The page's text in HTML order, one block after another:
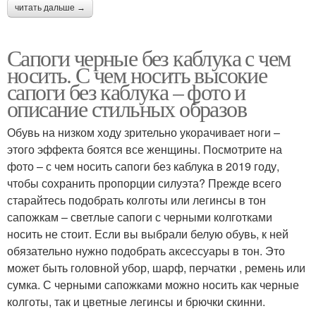
читать дальше →
Сапоги черные без каблука с чем
носить. С чем носить высокие
сапоги без каблука – фото и
описание стильных образов
Обувь на низком ходу зрительно укорачивает ноги –
этого эффекта боятся все женщины. Посмотрите на
фото – с чем носить сапоги без каблука в 2019 году,
чтобы сохранить пропорции силуэта? Прежде всего
старайтесь подобрать колготы или легинсы в тон
сапожкам – светлые сапоги с черными колготками
носить не стоит. Если вы выбрали белую обувь, к ней
обязательно нужно подобрать аксессуары в тон. Это
может быть головной убор, шарф, перчатки , ремень или
сумка. С черными сапожками можно носить как черные
колготы, так и цветные легинсы и брючки скинни.